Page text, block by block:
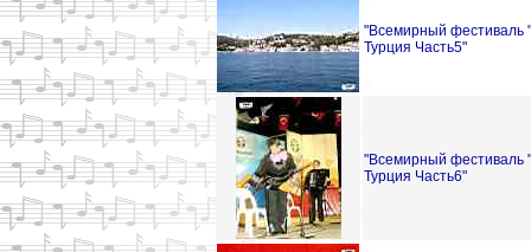
"Всемирный фестиваль
Турция Часть5"
"Всемирный фестиваль
Турция Часть6"